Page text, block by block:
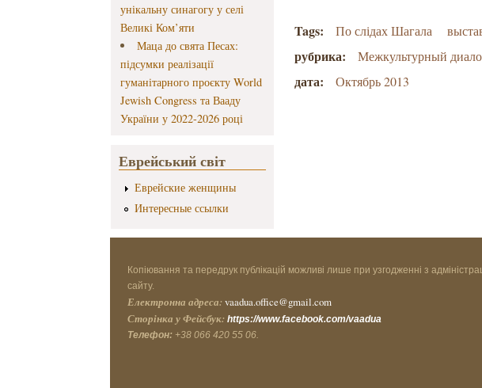
унікальну синагогу у селі
Великі Ком’яти
Маца до свята Песах:
підсумки реалізації
гуманітарного проєкту World
Jewish Congress та Вааду
України у 2022-2026 році
Еврейський світ
Еврейские женщины
Интересные ссылки
Tags: По слідах Шагала
рубрика: Межкультурный
дата: Октябрь 2013
Копіювання та передрук публікацій можливі лише при узгодженні з
сайту.
Електронна адреса: vaadua.office@gmail.com
Сторінка у Фейсбук: https://www.facebook.com/vaadua
Телефон: +38 066 420 55 06.